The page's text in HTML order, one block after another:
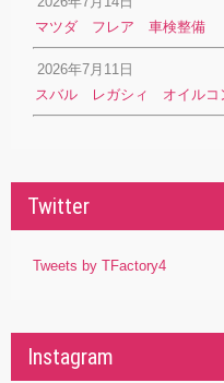
マツダ フレア 車検整備
2026年7月11日
スバル レガシィ オイルコ
Twitter
Tweets by TFactory4
Instagram